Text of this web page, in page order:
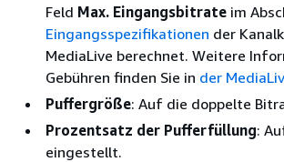
Feld Max. Eingangsbitrate im
Eingangsspezifikationen der
MediaLive berechnet. Weitere
Gebühren finden Sie in der
Puffergröße: Auf die doppelte
Prozentsatz der Pufferfüllung:
eingestellt.